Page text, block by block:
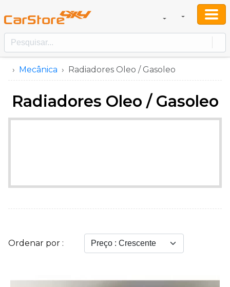
Mecânica Radiadores Oleo / Gasoleo
Radiadores Oleo / Gasoleo
Ordenar por :